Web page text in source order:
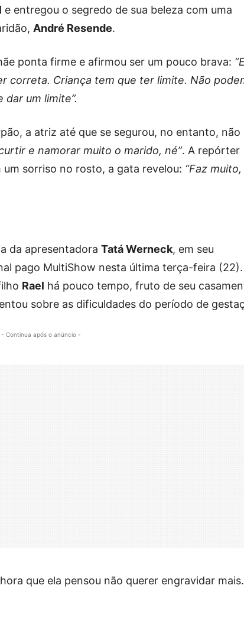
e entregou o segredo de sua beleza com uma
André Resende.
ponta firme e afirmou ser um pouco brava:
correta. Criança tem que ter limite. Não
um limite”.
a atriz até que se segurou, no entanto, não
e namorar muito o marido, né”. A repórter
um sorriso no rosto, a gata revelou: “Faz muito,
da apresentadora Tatá Werneck, em seu
pago MultiShow nesta última terça-feira
Rael há pouco tempo, fruto de seu
sobre as dificuldades do período de
- Continua após o anúncio -
que ela pensou não querer engravidar mais.